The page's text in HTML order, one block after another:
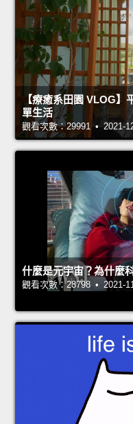
【療癒系田園 VLOG
單生活
觀看次數：29991 • 2021-
什麼是元宇宙？為什麼
觀看次數：28798 • 2021-